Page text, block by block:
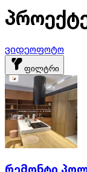
ვიდეოფოტო
ფილტრი
რემონტი